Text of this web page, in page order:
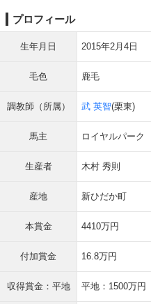
プロフィール
生年月日 2015年2月4日
毛色 鹿毛
調教師（所属） 武 英智(栗東)
馬主 ロイヤルパーク
生産者 木村 秀則
産地 新ひだか町
本賞金 4410万円
付加賞金 16.8万円
収得賞金：平地 平地：1500万円